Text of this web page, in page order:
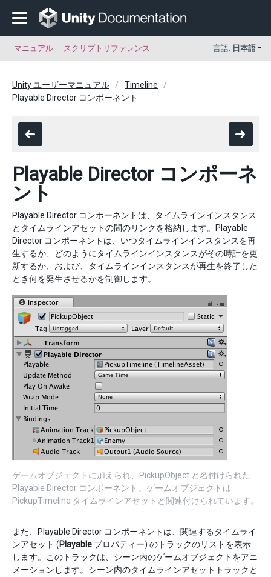
マニュアル スクリプトリファレンス 言語: 日本語
Unity ユーザーマニュアル
Timeline
Playable Director コンポーネント
Playable Director コンポーネ
ント
Playable Director コンポーネントは、タイムラインインスタンス
とタイムラインアセットの間のリンクを格納します。Playable
Director コンポーネントは、いつタイムラインインスタンスを再
生するか、どのようにタイムラインインスタンスがその時計を更
新するか、および、タイムラインインスタンスが再生を終了した
とき何を発生させるかを制御します。
ゲームオブジェクトに加えられ、PickupObject と名付けられた
Playable Director コンポーネント。ゲームオブジェクトは
PickupTimeline タイムラインアセットと関連付けられています。
また、Playable Director コンポーネントは、関連するタイムライ
ンアセット (Playable プロパティー) のトラックのリストを表示
します。このトラックは、シーン内のゲームオブジェクトをアニ
メーションします。シーン内のタイムラインアセットトラックと